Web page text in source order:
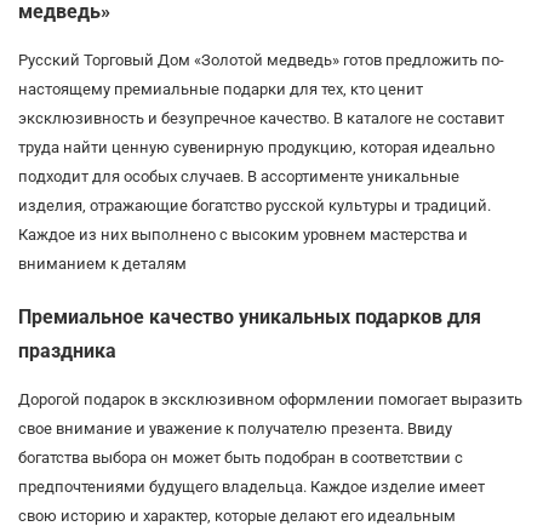
медведь»
Русский Торговый Дом «Золотой медведь» готов предложить по-
настоящему премиальные подарки для тех, кто ценит
эксклюзивность и безупречное качество. В каталоге не составит
труда найти ценную сувенирную продукцию, которая идеально
подходит для особых случаев. В ассортименте уникальные
изделия, отражающие богатство русской культуры и традиций.
Каждое из них выполнено с высоким уровнем мастерства и
вниманием к деталям
Премиальное качество уникальных подарков для
праздника
Дорогой подарок в эксклюзивном оформлении помогает выразить
свое внимание и уважение к получателю презента. Ввиду
богатства выбора он может быть подобран в соответствии с
предпочтениями будущего владельца. Каждое изделие имеет
свою историю и характер, которые делают его идеальным